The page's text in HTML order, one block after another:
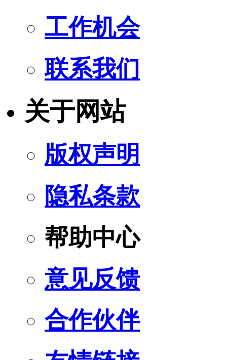
工作机会
联系我们
关于网站
版权声明
隐私条款
帮助中心
意见反馈
合作伙伴